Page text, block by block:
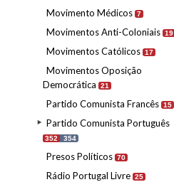
Movimento Médicos 7
Movimentos Anti-Coloniais 19
Movimentos Católicos 17
Movimentos Oposição
Democrática
21
Partido Comunista Francês 15
Partido Comunista Português
352 354
Presos Políticos 70
Rádio Portugal Livre 25